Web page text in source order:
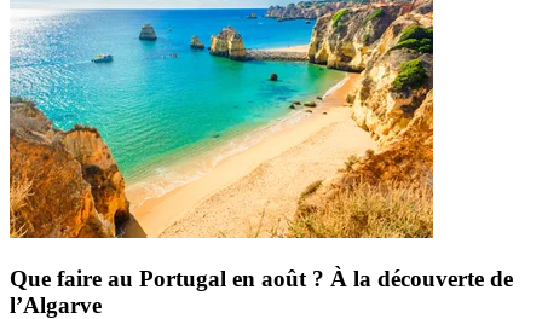
Que faire au Portugal en août ? À la découverte de
l’Algarve